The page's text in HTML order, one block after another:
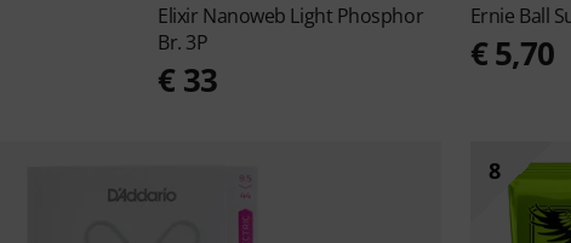
Elixir Nanoweb Light Phosphor
Br. 3P
€ 33
Ernie Ball
€ 5,70
8